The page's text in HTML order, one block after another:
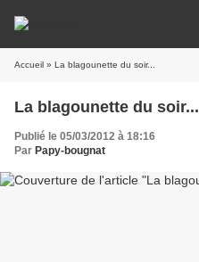
Accueil » La blagounette du soir...
La blagounette du soir...
Publié le 05/03/2012 à 18:16
Par Papy-bougnat